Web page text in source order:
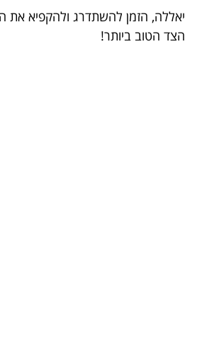
יאללה, הזמן להשתדרג ולהקפיא את
הצד הטוב ביותר!